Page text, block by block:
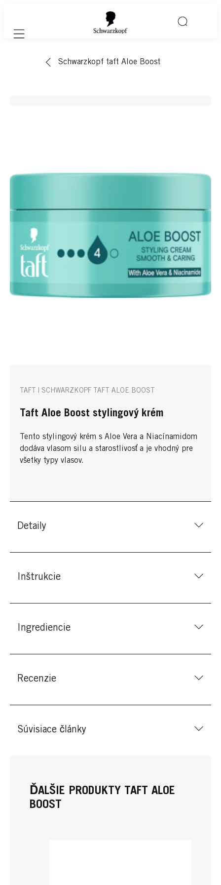
Mobile navigation
Schwarzkopf taft Aloe Boost
TAFT | SCHWARZKOPF TAFT ALOE BOOST
Taft Aloe Boost stylingový krém
Tento stylingový krém s Aloe Vera a Niacínamidom
dodáva vlasom silu a starostlivosť a je vhodný pre
všetky typy vlasov.
Detaily
Inštrukcie
Ingrediencie
Recenzie
Súvisiace články
ĎALŠIE PRODUKTY TAFT ALOE
BOOST